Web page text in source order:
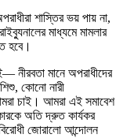
শাস্তির ভয় পায় না,
মাধ্যমে মামলার
হবে।
নীরবতা মানে অপরাধীদের
কোনো নারী
আমরা চাই। আমরা এই সমাবেশ
অতি দ্রুত কার্যকর
জোরালো আন্দোলন